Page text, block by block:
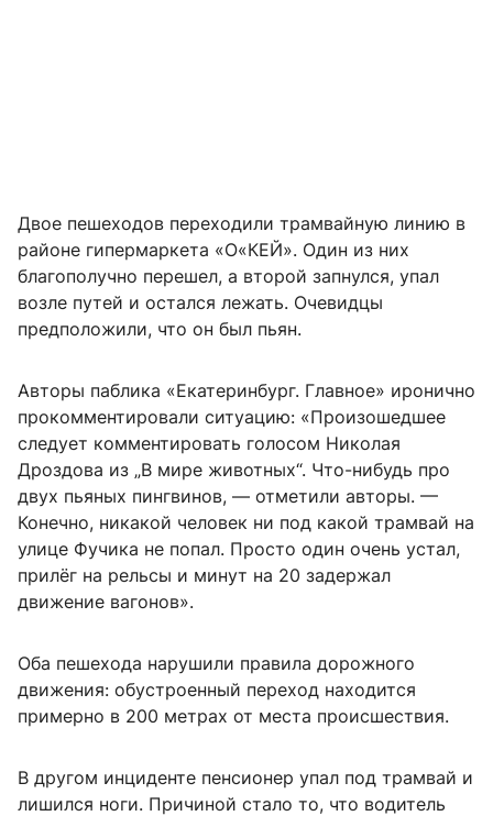
Двое пешеходов переходили трамвайную линию в
районе гипермаркета «О«КЕЙ». Один из них
благополучно перешел, а второй запнулся, упал
возле путей и остался лежать. Очевидцы
предположили, что он был пьян.
Авторы паблика «Екатеринбург. Главное» иронично
прокомментировали ситуацию: «Произошедшее
следует комментировать голосом Николая
Дроздова из „В мире животных“. Что-нибудь про
двух пьяных пингвинов, — отметили авторы. —
Конечно, никакой человек ни под какой трамвай на
улице Фучика не попал. Просто один очень устал,
прилёг на рельсы и минут на 20 задержал
движение вагонов».
Оба пешехода нарушили правила дорожного
движения: обустроенный переход находится
примерно в 200 метрах от места происшествия.
В другом инциденте пенсионер упал под трамвай и
лишился ноги. Причиной стало то, что водитель